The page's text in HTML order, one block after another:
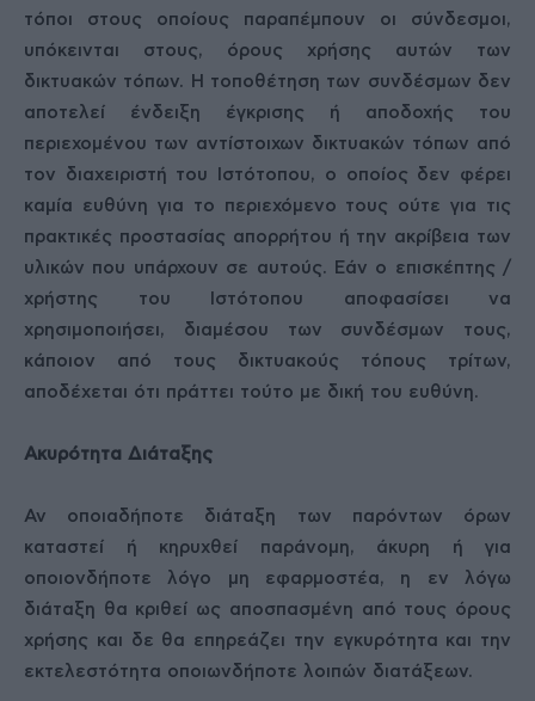
τόποι στους οποίους παραπέμπουν οι σύνδεσμοι,
υπόκεινται στους, όρους χρήσης αυτών των
δικτυακών τόπων. Η τοποθέτηση των συνδέσμων δεν
αποτελεί ένδειξη έγκρισης ή αποδοχής του
περιεχομένου των αντίστοιχων δικτυακών τόπων από
τον διαχειριστή του Ιστότοπου, ο οποίος δεν φέρει
καμία ευθύνη για το περιεχόμενο τους ούτε για τις
πρακτικές προστασίας απορρήτου ή την ακρίβεια των
υλικών που υπάρχουν σε αυτούς. Εάν ο επισκέπτης /
χρήστης του Ιστότοπου αποφασίσει να
χρησιμοποιήσει, διαμέσου των συνδέσμων τους,
κάποιον από τους δικτυακούς τόπους τρίτων,
αποδέχεται ότι πράττει τούτο με δική του ευθύνη.
Ακυρότητα Διάταξης
Αν οποιαδήποτε διάταξη των παρόντων όρων
καταστεί ή κηρυχθεί παράνομη, άκυρη ή για
οποιονδήποτε λόγο μη εφαρμοστέα, η εν λόγω
διάταξη θα κριθεί ως αποσπασμένη από τους όρους
χρήσης και δε θα επηρεάζει την εγκυρότητα και την
εκτελεστότητα οποιωνδήποτε λοιπών διατάξεων.